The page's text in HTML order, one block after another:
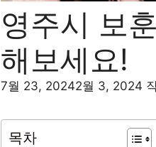
영주시 보
해보세요!
7월 23, 20242월 3, 2024
목차